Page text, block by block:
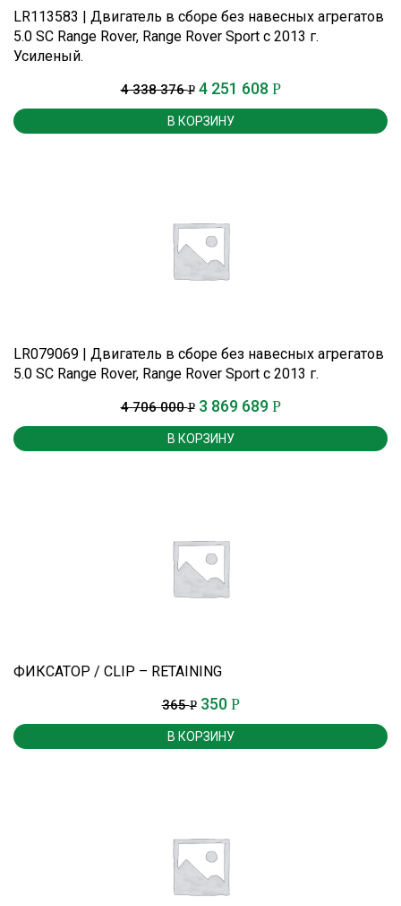
LR113583 | Двигатель в сборе без навесных агрегатов
5.0 SC Range Rover, Range Rover Sport c 2013 г.
Усиленый.
4 338 376Р 4 251 608 Р
В КОРЗИНУ
LR079069 | Двигатель в сборе без навесных агрегатов
5.0 SC Range Rover, Range Rover Sport c 2013 г.
4 706 000Р 3 869 689 Р
В КОРЗИНУ
ФИКСАТОР / CLIP – RETAINING
365Р 350 Р
В КОРЗИНУ